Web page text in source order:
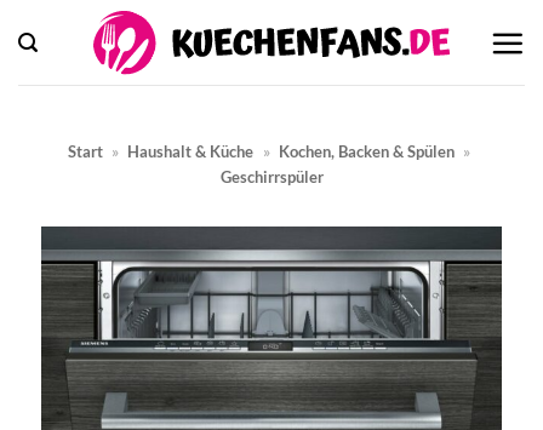
Inhalt
springen
Start » Haushalt & Küche » Kochen, Backen & Spülen »
Geschirrspüler